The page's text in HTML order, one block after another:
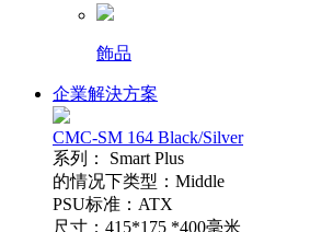
飾品
企業解決方案
CMC-SM 164 Black/Silver
系列： Smart Plus
的情况下类型：Middle
PSU标准：ATX
尺寸：415*175 *400毫米